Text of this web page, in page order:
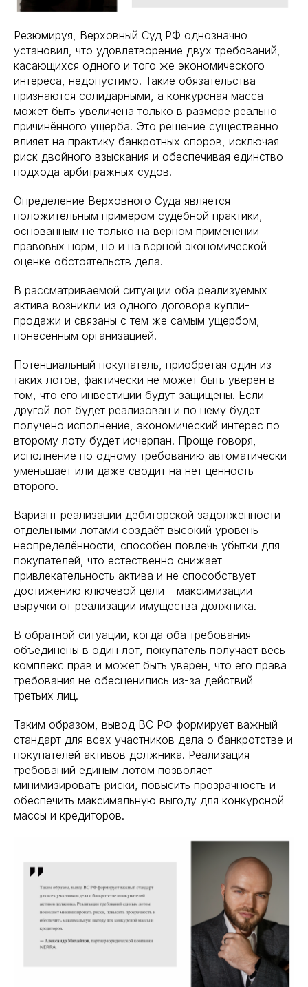
Резюмируя, Верховный Суд РФ однозначно
установил, что удовлетворение двух требований,
касающихся одного и того же экономического
интереса, недопустимо. Такие обязательства
признаются солидарными, а конкурсная масса
может быть увеличена только в размере реально
причинённого ущерба. Это решение существенно
влияет на практику банкротных споров, исключая
риск двойного взыскания и обеспечивая единство
подхода арбитражных судов.
Определение Верховного Суда является
положительным примером судебной практики,
основанным не только на верном применении
правовых норм, но и на верной экономической
оценке обстоятельств дела.
В рассматриваемой ситуации оба реализуемых
актива возникли из одного договора купли-
продажи и связаны с тем же самым ущербом,
понесённым организацией.
Потенциальный покупатель, приобретая один из
таких лотов, фактически не может быть уверен в
том, что его инвестиции будут защищены. Если
другой лот будет реализован и по нему будет
получено исполнение, экономический интерес по
второму лоту будет исчерпан. Проще говоря,
исполнение по одному требованию автоматически
уменьшает или даже сводит на нет ценность
второго.
Вариант реализации дебиторской задолженности
отдельными лотами создаёт высокий уровень
неопределённости, способен повлечь убытки для
покупателей, что естественно снижает
привлекательность актива и не способствует
достижению ключевой цели – максимизации
выручки от реализации имущества должника.
В обратной ситуации, когда оба требования
объединены в один лот, покупатель получает весь
комплекс прав и может быть уверен, что его права
требования не обесценились из-за действий
третьих лиц.
Таким образом, вывод ВС РФ формирует важный
стандарт для всех участников дела о банкротстве и
покупателей активов должника. Реализация
требований единым лотом позволяет
минимизировать риски, повысить прозрачность и
обеспечить максимальную выгоду для конкурсной
массы и кредиторов.